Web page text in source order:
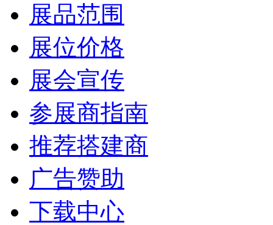
展品范围
展位价格
展会宣传
参展商指南
推荐搭建商
广告赞助
下载中心